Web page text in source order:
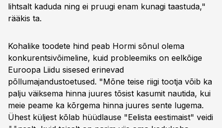
lihtsalt kaduda ning ei pruugi enam kunagi taastuda,"
rääkis ta.
Kohalike toodete hind peab Hormi sõnul olema
konkurentsivõimeline, kuid probleemiks on eelkõige
Euroopa Liidu sisesed erinevad
põllumajandustoetused. "Mõne teise riigi tootja võib ka
palju väiksema hinna juures tõsist kasumit nautida, kui
meie peame ka kõrgema hinna juures sente lugema.
Ühest küljest kõlab hüüdlause "Eelista eestimaist" veidi